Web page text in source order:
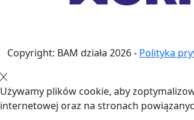
Copyright: BAM działa 2026- Polityka
Używamy plików cookie, aby
internetowej oraz na stronach